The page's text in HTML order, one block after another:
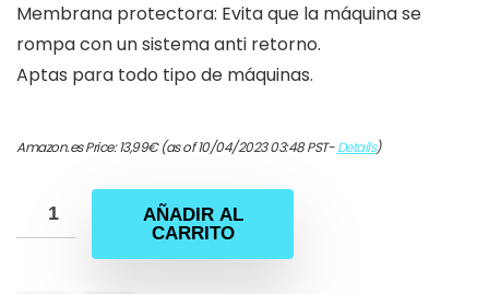
Membrana protectora: Evita que la máquina se
rompa con un sistema anti retorno.
Aptas para todo tipo de máquinas.
Amazon.es Price:13,99€(as of 10/04/2023 03:48 PST-Details)
AÑADIR AL
CARRITO